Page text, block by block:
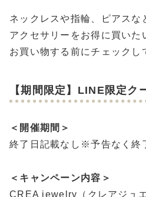
ネックレスや指輪、ピアスな
アクセサリーをお得に買いた
お買い物する前にチェックし
【期間限定】LINE限定ク
＜開催期間＞
終了日記載なし※予告なく終
＜キャンペーン内容＞
CREA jewelry（クレアジュ